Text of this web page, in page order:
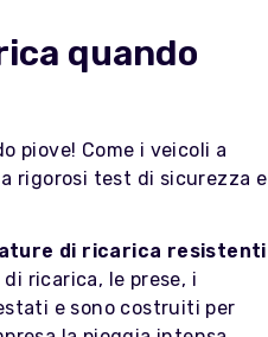
quando
piove! Come i veicoli a
rigorosi test di sicurezza e
di ricarica resistenti
ricarica, le prese, i
e sono costruiti per